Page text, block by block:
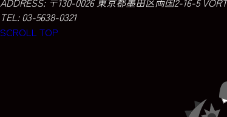
TEL: 03-5638-0321
SCROLL TOP